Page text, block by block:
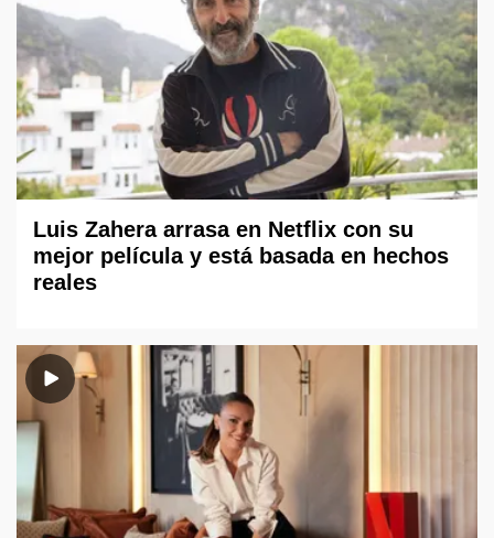
Luis Zahera arrasa en Netflix con su
mejor película y está basada en hechos
reales